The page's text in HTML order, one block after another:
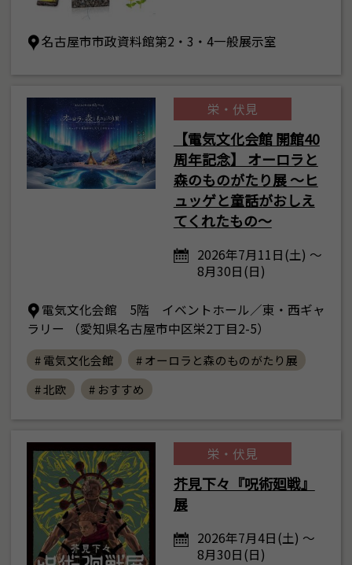
名古屋市市政資料館第2・3・4一般展示室
栄・伏見
【電気文化会館 開館40
周年記念】 オーロラと
森のものがたり展 ～ヒ
ュッゲと童話がおしえ
てくれたもの～
2026年7月11日(土) ～
8月30日(日)
電気文化会館 5階 イベントホール／東・西ギャ
ラリー （愛知県名古屋市中区栄2丁目2-5）
# 電気文化会館
# オーロラと森のものがたり展
# 北欧
# おすすめ
栄・伏見
芥見下々『呪術廻戦』
展
2026年7月4日(土) ～
8月30日(日)